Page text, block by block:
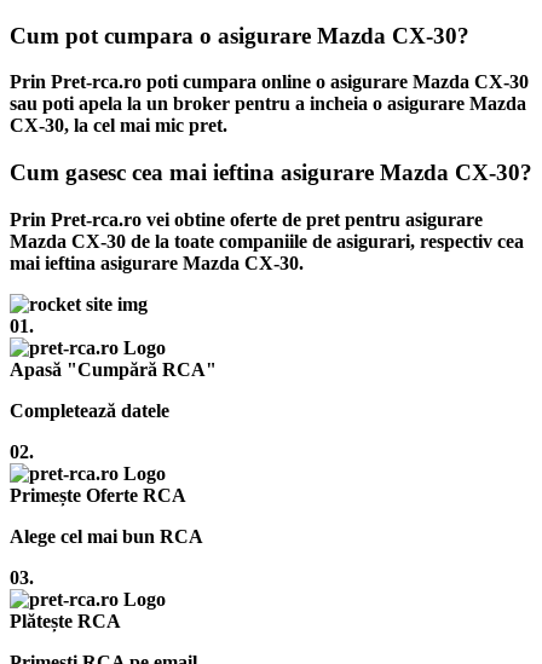
Cum pot cumpara o asigurare Mazda CX-30?
Prin Pret-rca.ro poti cumpara online o asigurare Mazda CX-30
sau poti apela la un broker pentru a incheia o asigurare Mazda
CX-30, la cel mai mic pret.
Cum gasesc cea mai ieftina asigurare Mazda CX-30?
Prin Pret-rca.ro vei obtine oferte de pret pentru asigurare
Mazda CX-30 de la toate companiile de asigurari, respectiv cea
mai ieftina asigurare Mazda CX-30.
01.
Apasă "Cumpără RCA"
Completează datele
02.
Primește Oferte RCA
Alege cel mai bun RCA
03.
Plătește RCA